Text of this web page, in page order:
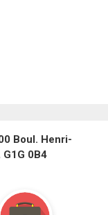
Boul. Henri-
0B4